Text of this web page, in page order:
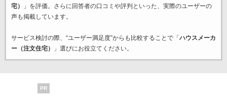
宅）
」を評価。さらに回答者の口コミや評判といった、実際のユーザーの
声も掲載しています。
サービス検討の際、“ユーザー満足度”からも比較することで「 ハウスメーカ
ー（注文住宅）
」選びにお役立てください。
PR